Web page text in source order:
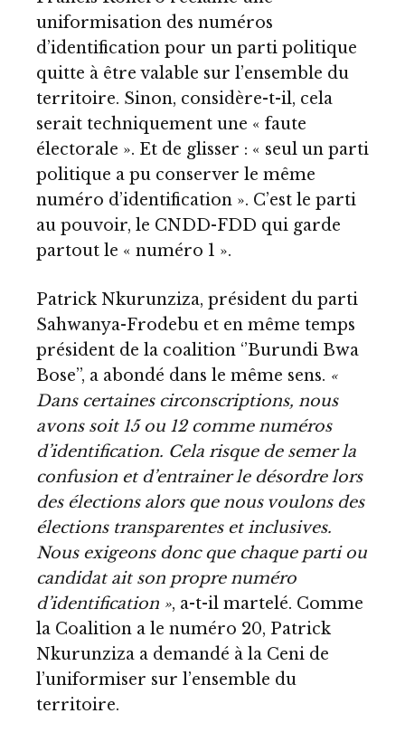
uniformisation des numéros
d’identification pour un parti politique
quitte à être valable sur l’ensemble du
territoire. Sinon, considère-t-il, cela
serait techniquement une « faute
électorale ». Et de glisser : « seul un parti
politique a pu conserver le même
numéro d’identification ». C’est le parti
au pouvoir, le CNDD-FDD qui garde
partout le « numéro 1 ».
Patrick Nkurunziza, président du parti
Sahwanya-Frodebu et en même temps
président de la coalition ‘’Burundi Bwa
Bose’’, a abondé dans le même sens. «
Dans certaines circonscriptions, nous
avons soit 15 ou 12 comme numéros
d’identification. Cela risque de semer la
confusion et d’entrainer le désordre lors
des élections alors que nous voulons des
élections transparentes et inclusives.
Nous exigeons donc que chaque parti ou
candidat ait son propre numéro
d’identification », a-t-il martelé. Comme
la Coalition a le numéro 20, Patrick
Nkurunziza a demandé à la Ceni de
l’uniformiser sur l’ensemble du
territoire.